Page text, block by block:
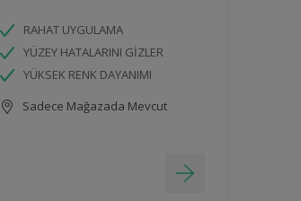
RAHAT UYGULAMA
YÜZEY HATALARINI GİZLER
YÜKSEK RENK DAYANIMI
Sadece Mağazada Mevcut